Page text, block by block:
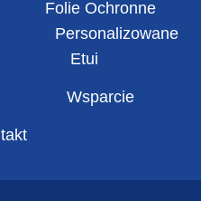
Folie Ochronne
Personalizowane
Etui
Wsparcie